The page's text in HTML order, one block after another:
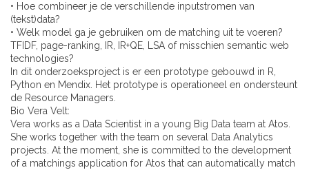
• Hoe combineer je de verschillende inputstromen van
(tekst)data?
• Welk model ga je gebruiken om de matching uit te voeren?
TFIDF, page-ranking, IR, IR+QE, LSA of misschien semantic web
technologies?
In dit onderzoeksproject is er een prototype gebouwd in R,
Python en Mendix. Het prototype is operationeel en ondersteunt
de Resource Managers.
Bio Vera Velt:
Vera works as a Data Scientist in a young Big Data team at Atos.
She works together with the team on several Data Analytics
projects. At the moment, she is committed to the development
of a matchings application for Atos that can automatically match